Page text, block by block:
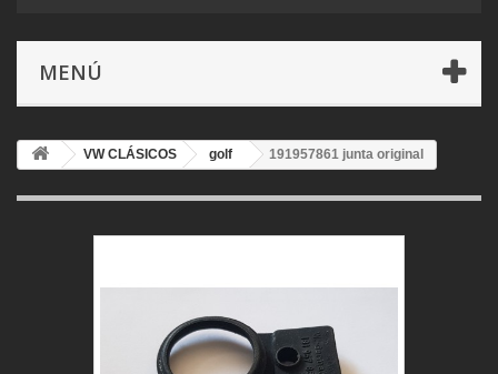
MENÚ
VW CLÁSICOS golf 191957861 junta original